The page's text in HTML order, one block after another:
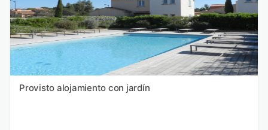
Provisto alojamiento con jardín